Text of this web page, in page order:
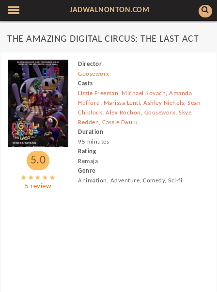
JADWALNONTON.COM
THE AMAZING DIGITAL CIRCUS: THE LAST ACT
5.0
5 review
Director
Gooseworx
Casts
Lizzie Freeman, Michael Kovach,Amanda
Hufford , Marissa Lenti,Ashley Nichols,Sean
Chiplock,Alex Rochon , Gooseworx,Skye
Redden,Cassie Ewulu
Duration
95 minutes
Rating
Remaja
Genre
Animation, Adventure, Comedy, Sci-fi